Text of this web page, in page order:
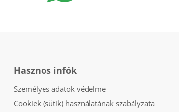
Hasznos infók
Személyes adatok védelme
Cookiek (sütik) használatának szabályzata